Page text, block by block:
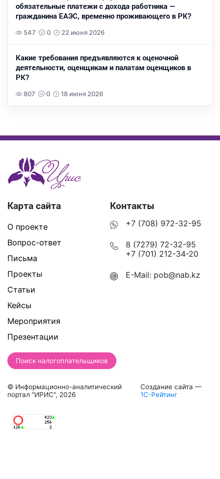
обязательные платежи с дохода работника —
гражданина ЕАЭС, временно проживающего в РК?
547 0 22 июня 2026
Какие требования предъявляются к оценочной
деятельности, оценщикам и палатам оценщиков в
РК?
807 0 18 июня 2026
Карта сайта
О проекте
Вопрос-ответ
Письма
Проекты
Статьи
Кейсы
Мероприятия
Презентации
Контакты
+7 (708) 972-32-95
8 (7279) 72-32-95
+7 (701) 212-34-20
E-Mail: pob@nab.kz
Поиск налогоплательщиков
© Информационно-аналитический
портал "ИРИС", 2026
Создание сайта —
1С-Рейтинг